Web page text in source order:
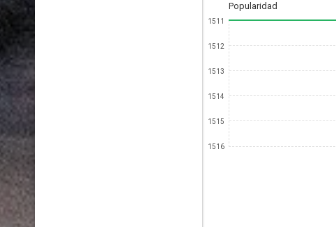
Popularidad
1511
1512
1513
1514
1515
1516